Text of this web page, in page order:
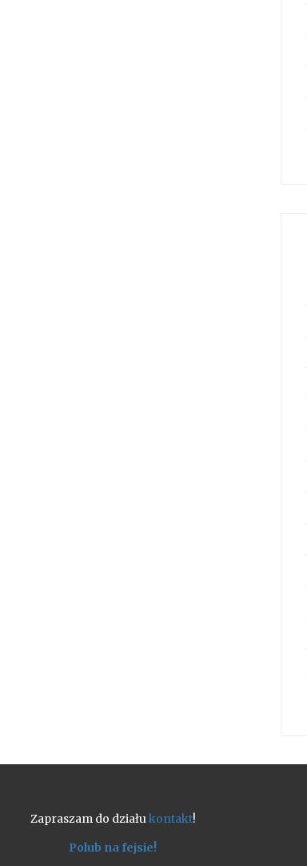
Zapraszam do działukontakt!
Polub na fejsie!